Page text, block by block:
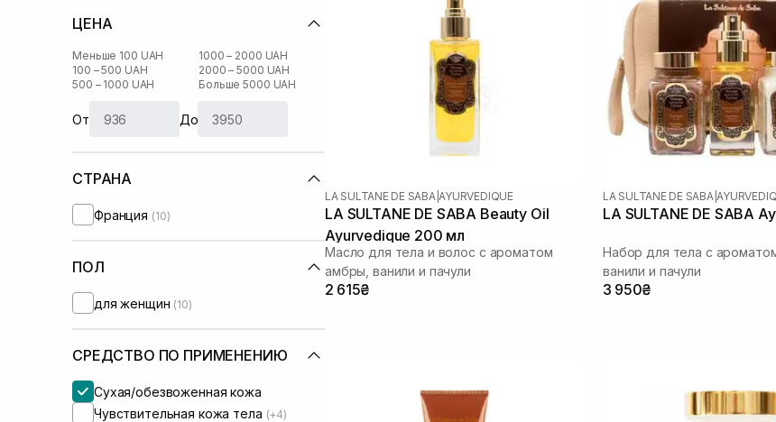
ЦЕНА
Меньше 100 UAH
100 – 500 UAH
500 – 1000 UAH
1000 – 2000 UAH
2000 – 5000 UAH
Больше 5000 UAH
От До
СТРАНА
Франция (10)
ПОЛ
для женщин (10)
СРЕДСТВО ПО ПРИМЕНЕНИЮ
Сухая/обезвоженная кожа
Чувствительная кожа тела (+4)
LA SULTANE DE SABA AYURVEDIQUE
LA SULTANE DE SABA Beauty Oil
Ayurvedique 200 мл
Масло для тела и волос с ароматом
амбры, ванили и пачули
2 615₴
LA SULTANE DE SABA
LA SULTANE DE SABA
Набор для тела с
ванили и пачули
3 950₴